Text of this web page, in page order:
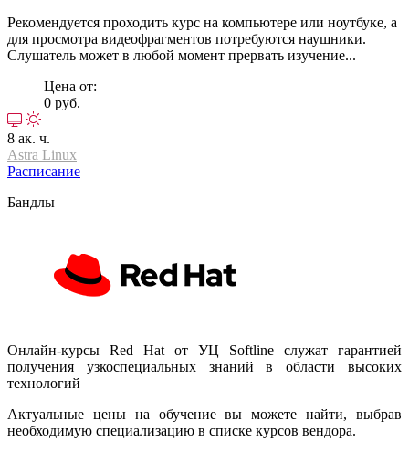
Рекомендуется проходить курс на компьютере или ноутбуке, а
для просмотра видеофрагментов потребуются наушники.
Слушатель может в любой момент прервать изучение...
Цена от:
0 руб.
8 ак. ч.
Astra Linux
Расписание
Бандлы
Онлайн-курсы Red Hat от УЦ Softline служат гарантией
получения узкоспециальных знаний в области высоких
технологий
Актуальные цены на обучение вы можете найти, выбрав
необходимую специализацию в списке курсов вендора.